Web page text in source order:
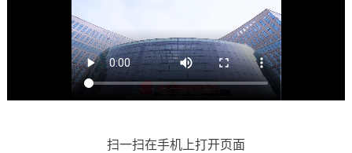
扫一扫在手机上打开页面